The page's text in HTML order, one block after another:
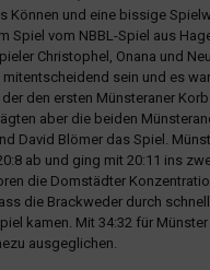
Können und eine bissige
Spiel vom NBBL-Spiel aus
Christophel, Onana und
mitentscheidend sein und es
den ersten Münsteraner
aber die beiden
David Blömer das Spiel.
ab und ging mit 20:11 ins
die Domstädter
die Brackweder durch
kamen. Mit 34:32 für
ausgeglichen.